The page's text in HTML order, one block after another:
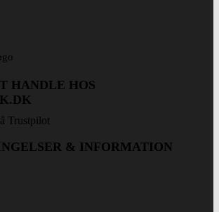
HANDLE HOS
& INFORMATION